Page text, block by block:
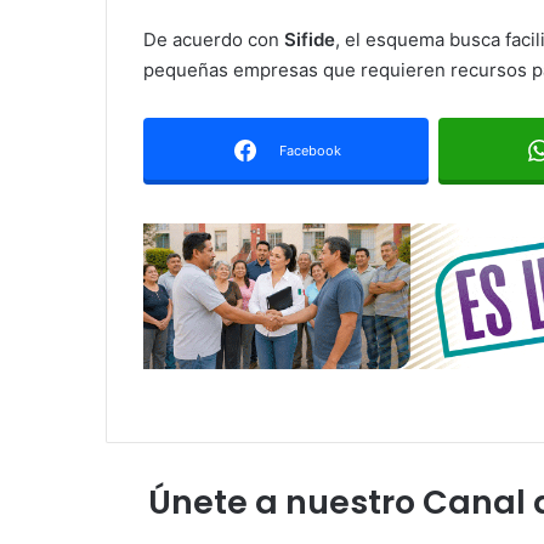
De acuerdo con Sifide, el esquema busca
pequeñas empresas que requieren recursos
Facebook
Únete a nuestro Canal